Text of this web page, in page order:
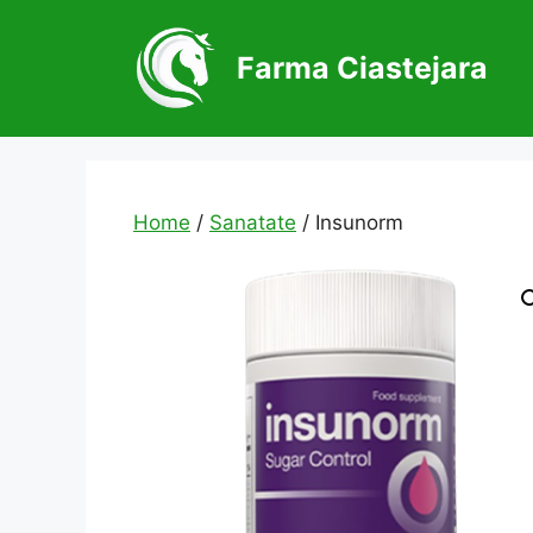
Farma Ciastejara
Home / Sanatate / Insunorm